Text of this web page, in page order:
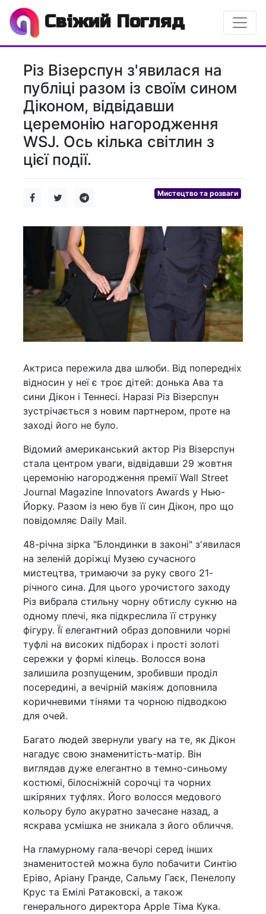
Свіжий Погляд
Різ Візерспун з'явилася на
публіці разом із своїм сином
Діконом, відвідавши
церемонію нагородження
WSJ. Ось кілька світлин з
цієї події.
Мистецтво та розваги
Актриса пережила два шлюби. Від попередніх
відносин у неї є троє дітей: донька Ава та
сини Дікон і Теннесі. Наразі Різ Візерспун
зустрічається з новим партнером, проте на
заході його не було.
Відомий американський актор Різ Візерспун
стала центром уваги, відвідавши 29 жовтня
церемонію нагородження премії Wall Street
Journal Magazine Innovators Awards у Нью-
Йорку. Разом із нею був її син Дікон, про що
повідомляє Daily Mail.
48-річна зірка "Блондинки в законі" з'явилася
на зеленій доріжці Музею сучасного
мистецтва, тримаючи за руку свого 21-
річного сина. Для цього урочистого заходу
Різ вибрала стильну чорну обтислу сукню на
одному плечі, яка підкреслила її струнку
фігуру. Її елегантний образ доповнили чорні
туфлі на високих підборах і прості золоті
сережки у формі кілець. Волосся вона
залишила розпущеним, зробивши проділ
посередині, а вечірній макіяж доповнила
коричневими тінями та чорною підводкою
для очей.
Багато людей звернули увагу на те, як Дікон
нагадує свою знаменитість-матір. Він
виглядав дуже елегантно в темно-синьому
костюмі, білосніжній сорочці та чорних
шкіряних туфлях. Його волосся медового
кольору було акуратно зачесане назад, а
яскрава усмішка не зникала з його обличчя.
На гламурному гала-вечорі серед інших
знаменитостей можна було побачити Синтію
Еріво, Аріану Гранде, Сальму Гаєк, Пенелопу
Крус та Емілі Ратаковскі, а також
генерального директора Apple Тіма Кука.